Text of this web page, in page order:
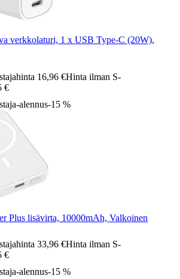
verkkolaturi, 1 x USB Type-C (20W),
16,96 €Hinta ilman S-
€
alennus-15 %
Plus lisävirta, 10000mAh, Valkoinen
33,96 €Hinta ilman S-
€
alennus-15 %